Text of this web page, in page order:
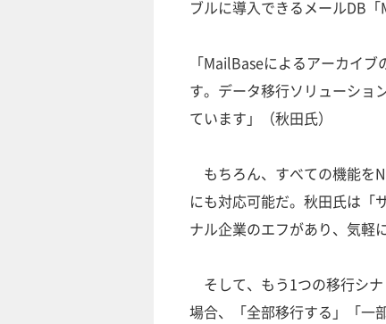
ブルに導入できるメールDB
「MailBaseによるアーカイ
す。データ移行ソリューショ
ています」（秋田氏）
もちろん、すべての機能を
にも対応可能だ。秋田氏は「
ナル企業のエフがあり、気軽
そして、もう1つの移行シ
場合、「全部移行する」「一